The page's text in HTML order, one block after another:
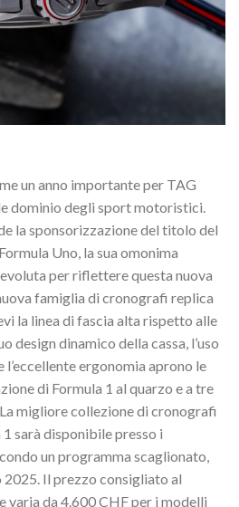
un anno importante per TAG
dominio degli sport motoristici.
la sponsorizzazione del titolo del
Uno, la sua omonima
per riflettere questa nuova
famiglia di cronografi replica
la linea di fascia alta rispetto alle
design dinamico della cassa, l’uso
ergonomia aprono le
di Formula 1 al quarzo e a tre
migliore collezione di cronografi
sarà disponibile presso i
un programma scaglionato,
2025. Il prezzo consigliato al
varia da 4.600 CHF per i modelli